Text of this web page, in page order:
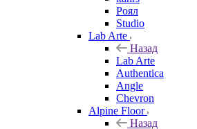
Роял
Studio
Lab Arte
Назад
Lab Arte
Authentica
Angle
Chevron
Alpine Floor
Назад